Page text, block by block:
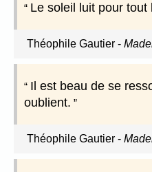
Le soleil luit pour tout
Théophile Gautier -
Il est beau de se
oublient.
Théophile Gautier -